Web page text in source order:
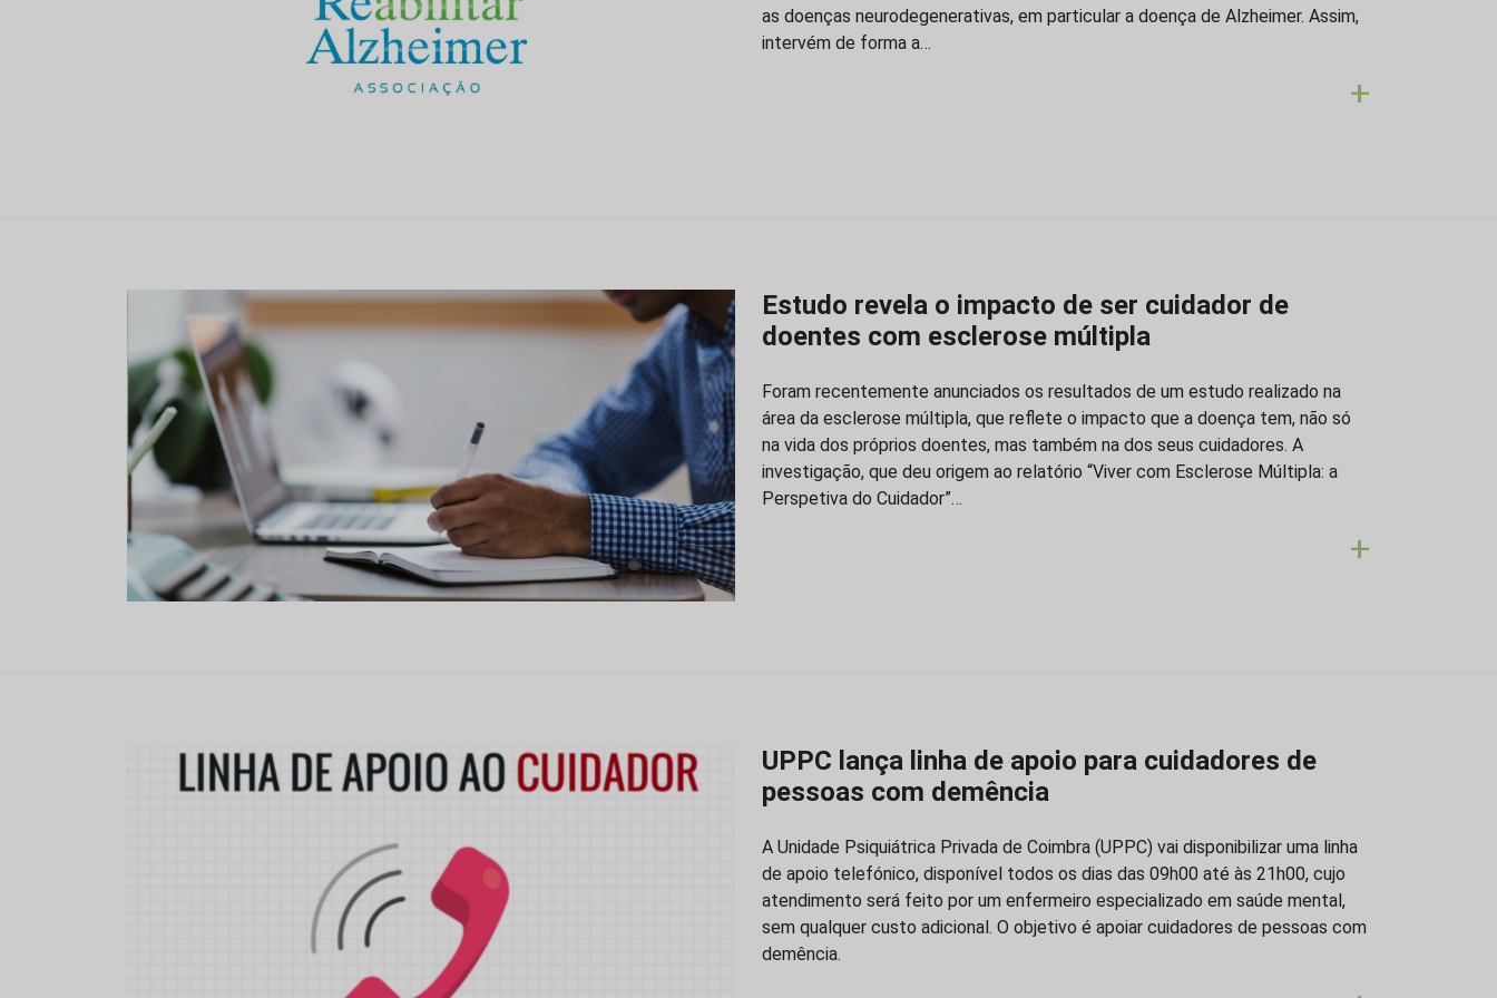
as doenças neurodegenerativas, em particular a doença de Alzheimer. Assim,
intervém de forma a…
+
Estudo revela o impacto de ser cuidador de
doentes com esclerose múltipla
Foram recentemente anunciados os resultados de um estudo realizado na
área da esclerose múltipla, que reflete o impacto que a doença tem, não só
na vida dos próprios doentes, mas também na dos seus cuidadores. A
investigação, que deu origem ao relatório “Viver com Esclerose Múltipla: a
Perspetiva do Cuidador”…
+
UPPC lança linha de apoio para cuidadores de
pessoas com demência
A Unidade Psiquiátrica Privada de Coimbra (UPPC) vai disponibilizar uma linha
de apoio telefónico, disponível todos os dias das 09h00 até às 21h00, cujo
atendimento será feito por um enfermeiro especializado em saúde mental,
sem qualquer custo adicional. O objetivo é apoiar cuidadores de pessoas com
demência.